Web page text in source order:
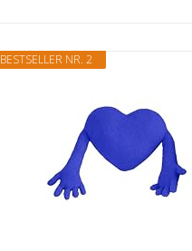
BESTSELLER NR. 2